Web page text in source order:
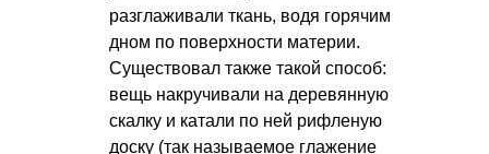
разглаживали ткань, водя горячим
дном по поверхности материи.
Существовал также такой способ:
вещь накручивали на деревянную
скалку и катали по ней рифленую
доску (так называемое глажение